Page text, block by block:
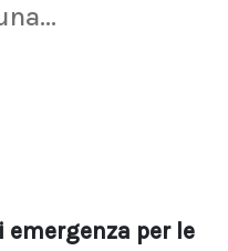
per le